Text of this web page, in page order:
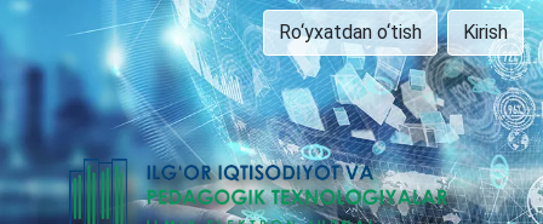
Ro‘yxatdan o‘tish Kirish